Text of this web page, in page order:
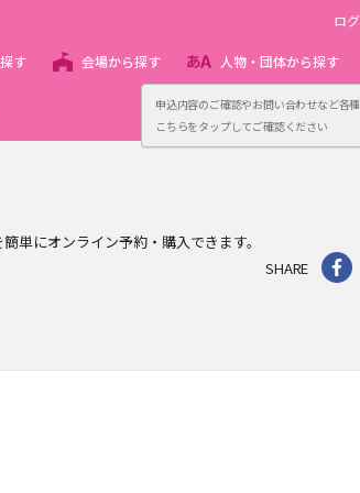
申込内容のご確認やお問い合わせなど各種
こちらをタップしてご確認ください
ロ
す 会場から探す 人物・団体から探す
主催者向
単にオンライン予約・購入できます。
SHARE